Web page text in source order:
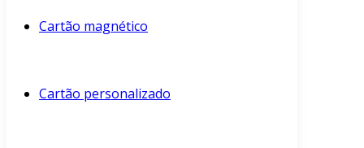
Cartão magnético
Cartão personalizado